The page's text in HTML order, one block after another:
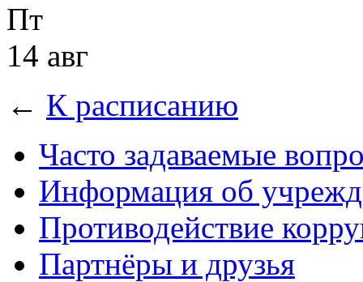
Пт
14 авг
← К расписанию
Часто задаваемые
Информация об
Противодействие
Партнёры и друзья